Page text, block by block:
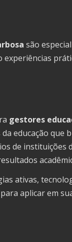
são
gestores
educação que
de instituições
ativas,
aplicar em